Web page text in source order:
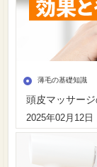
薄毛の基礎知識
頭皮マッサー
2025年02月12日